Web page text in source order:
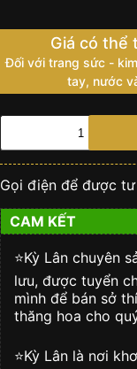
Giá có thể
Đối với trang sức -
tay, nước
Nhẫn
Pair
vàng
nguyên
khối
Au750
đính
kim
cương
số
lượng
Gọi điện để được
CAM KẾT
⭐️Kỳ Lân chuyên
lưu, được tuyển
mình để bán sở
thăng hoa cho
⭐️Kỳ Lân là nơi